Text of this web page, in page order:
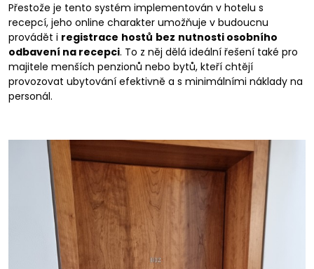
Přestože je tento systém implementován v hotelu s
recepcí, jeho online charakter umožňuje v budoucnu
provádět i registrace hostů bez nutnosti osobního
odbavení na recepci. To z něj dělá ideální řešení také pro
majitele menších penzionů nebo bytů, kteří chtějí
provozovat ubytování efektivně a s minimálními náklady na
personál.